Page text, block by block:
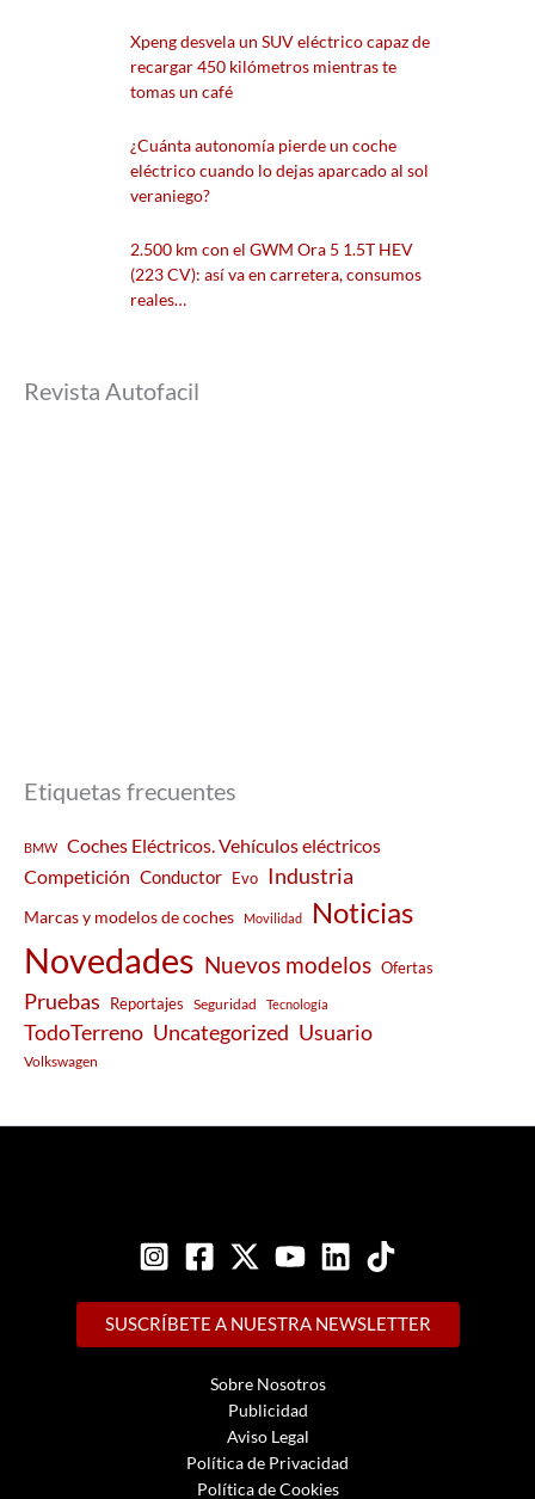
Xpeng desvela un SUV eléctrico capaz de
recargar 450 kilómetros mientras te
tomas un café
¿Cuánta autonomía pierde un coche
eléctrico cuando lo dejas aparcado al sol
veraniego?
2.500 km con el GWM Ora 5 1.5T HEV
(223 CV): así va en carretera, consumos
reales…
Revista Autofacil
Etiquetas frecuentes
BMW
Coches Eléctricos. Vehículos eléctricos
Competición Conductor Evo Industria
Marcas y modelos de coches Movilidad Noticias
Novedades Nuevos modelos Ofertas
Pruebas Reportajes Seguridad Tecnología
TodoTerreno Uncategorized Usuario
Volkswagen
SUSCRÍBETE A NUESTRA NEWSLETTER
Sobre Nosotros
Publicidad
Aviso Legal
Política de Privacidad
Política de Cookies